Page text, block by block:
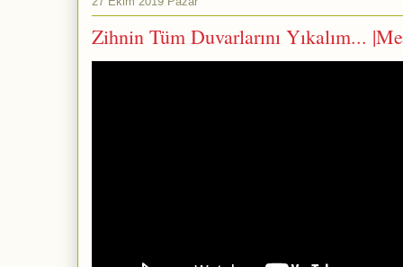
Zihnin Tüm Duvarlarını Yıkalım...